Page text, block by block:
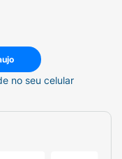
no seu celular